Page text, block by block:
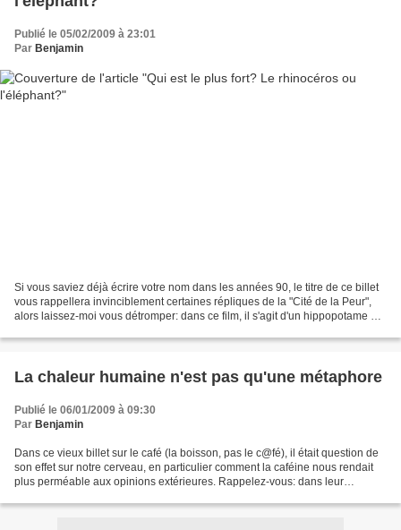
Publié le 05/02/2009 à 23:01
Par Benjamin
Si vous saviez déjà écrire votre nom dans les années 90, le titre de ce billet
vous rappellera invinciblement certaines répliques de la "Cité de la Peur",
alors laissez-moi vous détromper: dans ce film, il s'agit d'un hippopotame et
La chaleur humaine n'est pas qu'une métaphore
Publié le 06/01/2009 à 09:30
Par Benjamin
Dans ce vieux billet sur le café (la boisson, pas le c@fé), il était question de
son effet sur notre cerveau, en particulier comment la caféine nous rendait
plus perméable aux opinions extérieures. Rappelez-vous: dans leur